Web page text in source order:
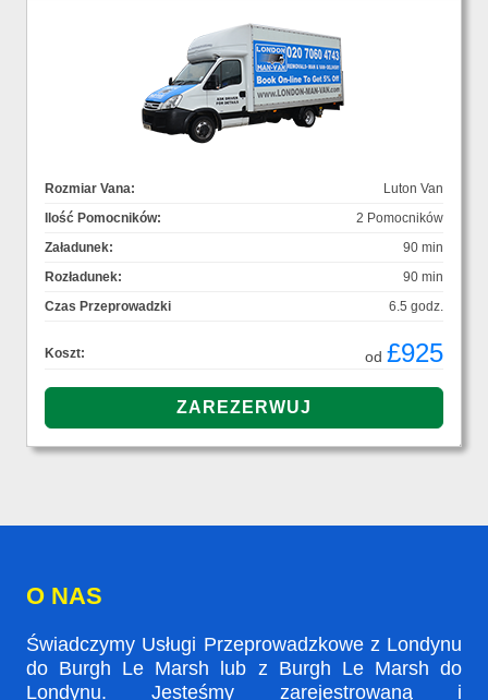
Rozmiar Vana:
Luton Van
Ilość Pomocników:
2 Pomocników
Załadunek:
90 min
Rozładunek:
90 min
Czas Przeprowadzki
6.5 godz.
Koszt: od £925
O NAS
Świadczymy Usługi Przeprowadzkowe z Londynu
do Burgh Le Marsh lub z Burgh Le Marsh do
Londynu. Jesteśmy zarejestrowaną i